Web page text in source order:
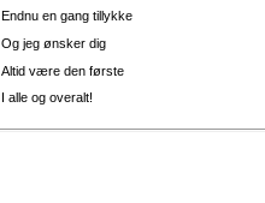
Endnu en gang tillykke
Og jeg ønsker dig
Altid være den første
I alle og overalt!